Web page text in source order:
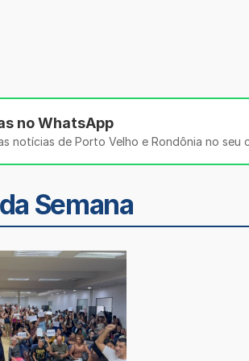
no WhatsApp
notícias de Porto Velho e Rondônia no seu
Semana